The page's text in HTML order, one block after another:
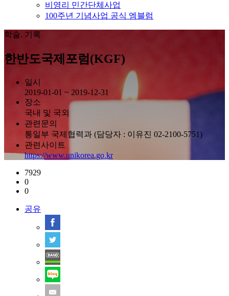
비영리 민간단체사업
100주년 기념사업 공식 엠블럼
학술. 기록
한반도국제포럼(KGF)
일시
2019-01-01 ~ 2019-12-31
장소
국내 및 국외
관련문의
통일부 국제협력과 (담당자 : 이유진 02-2100-5751)
관련사이트
https://www.unikorea.go.kr
7929
0
0
공유